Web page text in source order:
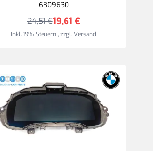
6809630
19,61 €
24,51 €
Inkl. 19% Steuern,zzgl.Versand